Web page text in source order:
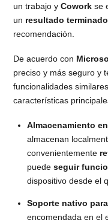
un trabajo yCowork se
un resultado terminado
recomendación.
De acuerdo con
preciso y más seguro y
funcionalidades
características
Almacenamiento
almacenan
convenientemente
puede seguir
dispositivo desde el
Soporte nativo
encomendada en el